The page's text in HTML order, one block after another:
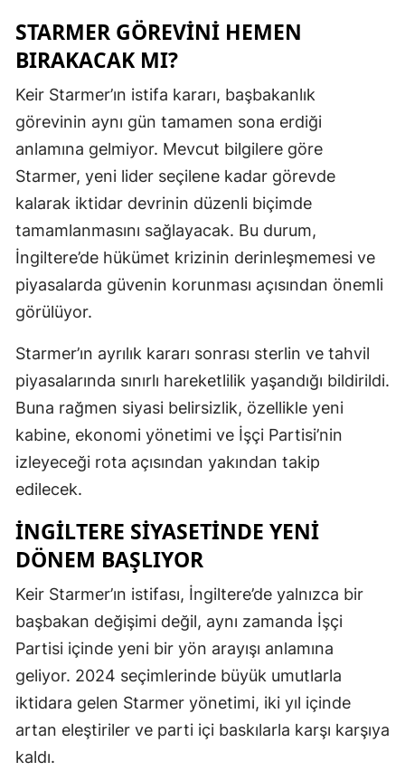
STARMER GÖREVINI HEMEN
BIRAKACAK MI?
Keir Starmer’ın istifa kararı, başbakanlık
görevinin aynı gün tamamen sona erdiği
anlamına gelmiyor. Mevcut bilgilere göre
Starmer, yeni lider seçilene kadar görevde
kalarak iktidar devrinin düzenli biçimde
tamamlanmasını sağlayacak. Bu durum,
İngiltere’de hükümet krizinin derinleşmemesi ve
piyasalarda güvenin korunması açısından önemli
görülüyor.
Starmer’ın ayrılık kararı sonrası sterlin ve tahvil
piyasalarında sınırlı hareketlilik yaşandığı bildirildi.
Buna rağmen siyasi belirsizlik, özellikle yeni
kabine, ekonomi yönetimi ve İşçi Partisi’nin
izleyeceği rota açısından yakından takip
edilecek.
İNGILTERE SIYASETINDE YENI
DÖNEM BAŞLIYOR
Keir Starmer’ın istifası, İngiltere’de yalnızca bir
başbakan değişimi değil, aynı zamanda İşçi
Partisi içinde yeni bir yön arayışı anlamına
geliyor. 2024 seçimlerinde büyük umutlarla
iktidara gelen Starmer yönetimi, iki yıl içinde
artan eleştiriler ve parti içi baskılarla karşı karşıya
kaldı.